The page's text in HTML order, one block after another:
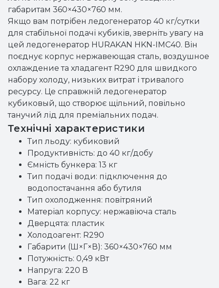
габаритам 360×430×760 мм.
Якщо вам потрібен ледогенератор 40 кг/сутки
для стабільної подачі кубиків, зверніть увагу на
цей ледогенератор HURAKAN HKN-IMC40. Він
поєднує корпус нержавеющая сталь, воздушное
охлаждение та хладагент R290 для швидкого
набору холоду, низьких витрат і тривалого
ресурсу. Це справжній ледогенератор
кубиковый, що створює щільний, повільно
танучий лід для преміальних подач.
Технічні характеристики
Тип льоду: кубиковий
Продуктивність: до 40 кг/добу
Ємність бункера: 13 кг
Тип подачі води: підключення до
водопостачання або бутиля
Тип охолодження: повітряний
Матеріал корпусу: нержавіюча сталь
Дверцята: пластик
Холодоагент: R290
Габарити (Ш×Г×В): 360×430×760 мм
Потужність: 0,49 кВт
Напруга: 220 В
Вага: 22 кг